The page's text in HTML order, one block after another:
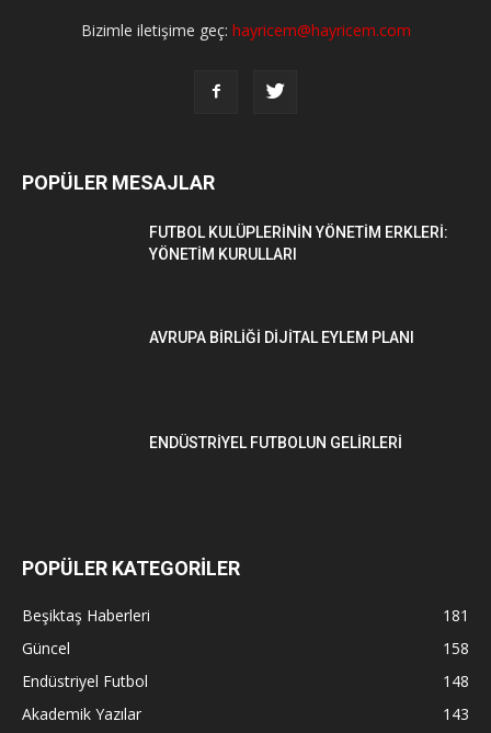
Bizimle iletişime geç: hayricem@hayricem.com
POPÜLER MESAJLAR
FUTBOL KULÜPLERİNİN YÖNETİM ERKLERİ:
YÖNETİM KURULLARI
AVRUPA BİRLİĞİ DİJİTAL EYLEM PLANI
ENDÜSTRİYEL FUTBOLUN GELİRLERİ
POPÜLER KATEGORİLER
Beşiktaş Haberleri
181
Güncel
158
Endüstriyel Futbol
148
Akademik Yazılar
143